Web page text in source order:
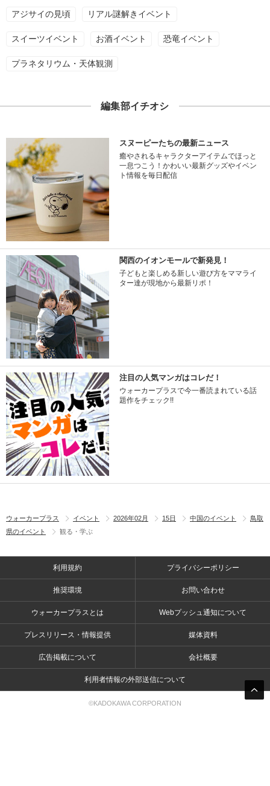
アジサイの見頃 リアル謎解きイベント
スイーツイベント お酒イベント 恐竜イベント
プラネタリウム・天体観測
編集部イチオシ
スヌーピーたちの最新ニュース
癒やされるキャラクターアイテムでほっと
一息つこう！かわいい最新グッズやイベン
ト情報を毎日配信
関西のイオンモールで新発見！
子どもと楽しめる新しい遊び方をママライ
ター達が現地から最新リポ！
注目の人気マンガはコレだ！
ウォーカープラスで今一番読まれている話
題作をチェック!!
ウォーカープラス イベント 2026年02月 15日 中国のイベント
鳥取
県のイベント
観る・学ぶ
利用規約 プライバシーポリシー
推奨環境 お問い合わせ
ウォーカープラスとは Webプッシュ通知について
プレスリリース・情報提供 媒体資料
広告掲載について 会社概要
利用者情報の外部送信について
©KADOKAWA CORPORATION